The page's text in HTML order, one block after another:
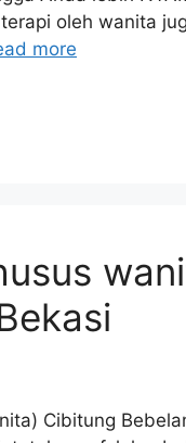
oleh wanita
more
Cibitung